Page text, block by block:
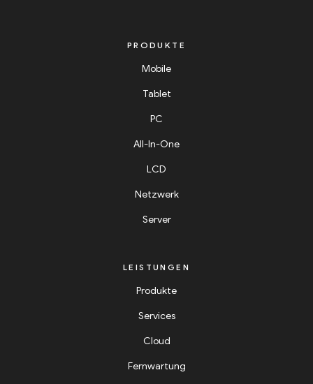
PRODUKTE
Mobile
Tablet
PC
All-In-One
LCD
Netzwerk
Server
LEISTUNGEN
Produkte
Services
Cloud
Fernwartung